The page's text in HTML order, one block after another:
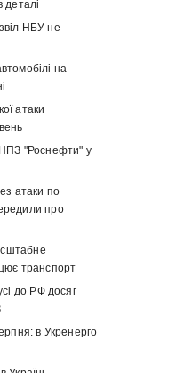
деталі
НБУ не
на
атаки
"Роснефти" у
атаки по
про
транспорт
до РФ досяг
в Укренерго